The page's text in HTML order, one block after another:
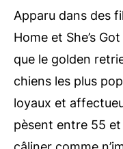
Apparu dans des
Home et She’s
que le golden
chiens les plus
loyaux et
pèsent entre 55